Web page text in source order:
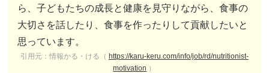
ら、子どもたちの成長と健康を見守りながら、食事の
大切さを話したり、食事を作ったりして貢献したいと
思っています。
引用元：情報かる・ける（ https://karu-keru.com/info/job/rd/nutritionist-
motivation ）